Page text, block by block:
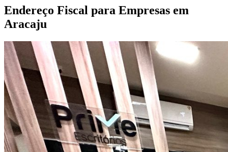
Endereço Fiscal para Empresas em
Aracaju